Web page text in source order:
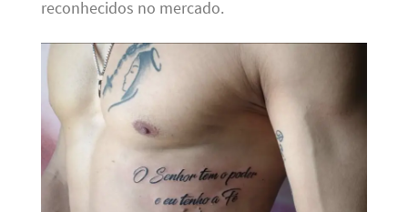
reconhecidos no mercado.